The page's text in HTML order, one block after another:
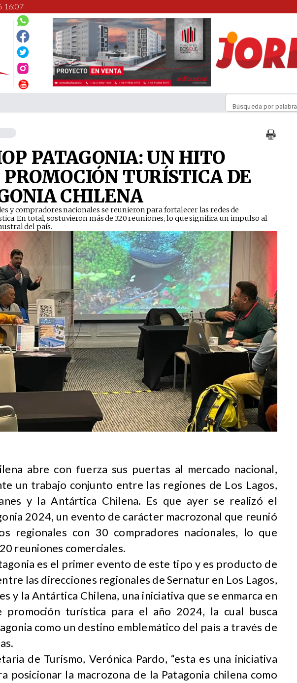
16:07
Búsqueda por palabra
PATAGONIA: UN HITO
TURÍSTICA DE
CHILENA
y compradores nacionales se reunieron para fortalecer las redes de
En total, sostuvieron más de 320 reuniones, lo que significa un impulso al
del país.
abre con fuerza sus puertas al mercado nacional,
un trabajo conjunto entre las regiones de Los Lagos,
y la Antártica Chilena. Es que ayer se realizó el
2024, un evento de carácter macrozonal que reunió
regionales con 30 compradores nacionales, lo que
reuniones comerciales.
es el primer evento de este tipo y es producto de
las direcciones regionales de Sernatur en Los Lagos,
y la Antártica Chilena, una iniciativa que se enmarca en
promoción turística para el año 2024, la cual busca
como un destino emblemático del país a través de
de Turismo, Verónica Pardo, “esta es una iniciativa
posicionar la macrozona de la Patagonia chilena como